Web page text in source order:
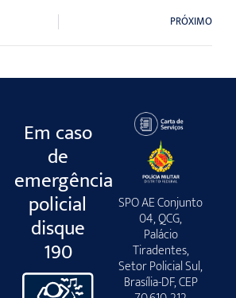
PRÓXIMO
Em caso
de
emergência
policial
disque
190
SPO AE Conjunto
04, QCG,
Palácio
Tiradentes,
Setor Policial Sul,
Brasília-DF, CEP